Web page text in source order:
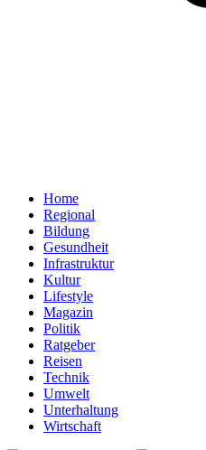
Home
Regional
Bildung
Gesundheit
Infrastruktur
Kultur
Lifestyle
Magazin
Politik
Ratgeber
Reisen
Technik
Umwelt
Unterhaltung
Wirtschaft